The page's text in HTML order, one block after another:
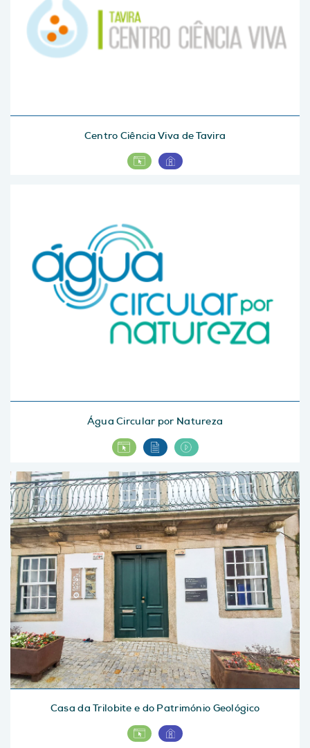
Centro Ciência Viva de Tavira
Água Circular por Natureza
Casa da Trilobite e do Património Geológico